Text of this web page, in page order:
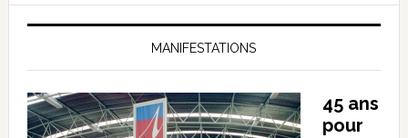
MANIFESTATIONS
45 ans
pour